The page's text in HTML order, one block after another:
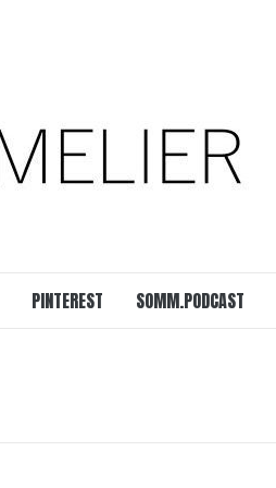
PINTEREST SOMM.PODCAST